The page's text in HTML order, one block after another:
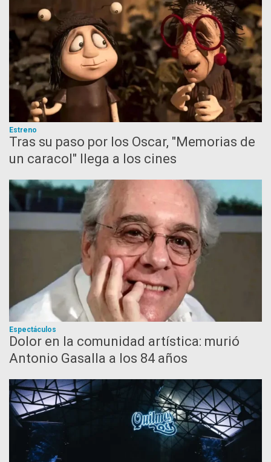
Estreno
Tras su paso por los Oscar, "Memorias de
un caracol" llega a los cines
Espectáculos
Dolor en la comunidad artística: murió
Antonio Gasalla a los 84 años